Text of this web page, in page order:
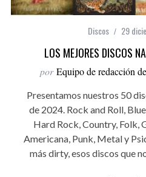
Discos 29
LOS MEJORES DISCOS
por Equipo de redacción
Presentamos nuestros 50
de 2024. Rock and Roll,
Hard Rock, Country, Folk,
Americana, Punk, Metal y
más dirty, esos discos que